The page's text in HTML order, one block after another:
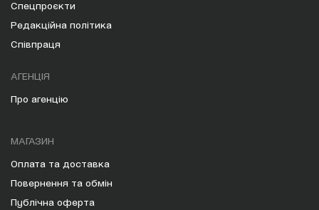
Спецпроєкти
Редакційна політика
Співпраця
АГЕНЦІЯ
Про агенцію
МАГАЗИН
Оплата та доставка
Повернення та обмін
Публічна оферта